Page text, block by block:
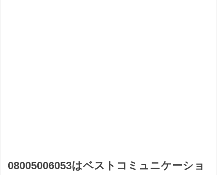
08005006053はベストコミュニケーショ